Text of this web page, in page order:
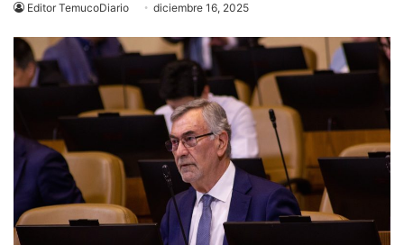
Editor TemucoDiario diciembre 16, 2025